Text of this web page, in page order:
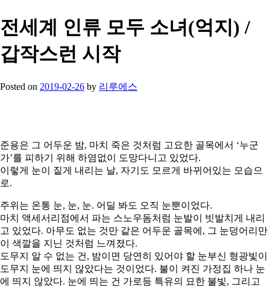
전세계 인류 모두 소녀(억지) /
갑작스런 시작
Posted on 2019-02-26 by 리루에스
준용은 그 어두운 밤, 마치 죽은 것처럼 고요한 골목에서 ‘누군
가’를 피하기 위해 하염없이 도망다니고 있었다.
이렇게 눈이 짙게 내리는 날, 자기도 모르게 바뀌어있는 모습으
로.
주위는 온통 눈, 눈, 눈. 어딜 봐도 오직 눈뿐이었다.
마치 액세서리점에서 파는 스노우돔처럼 눈발이 빗발치게 내리
고 있었다. 아무도 없는 것만 같은 어두운 골목에, 그 눈덩어리만
이 색깔을 지닌 것처럼 느껴졌다.
도무지 알 수 없는 건, 밤이면 당연히 있어야 할 눈부신 형광빛이
도무지 눈에 띄지 않았다는 것이었다. 불이 켜진 가정집 하나 눈
에 띄지 않았다. 눈에 띄는 건 가로등 특유의 묘한 불빛, 그리고